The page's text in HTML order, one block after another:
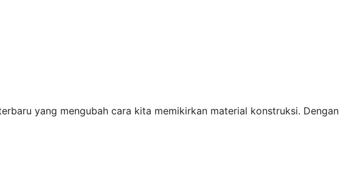
yang mengubah cara kita memikirkan material konstruksi. Dengan